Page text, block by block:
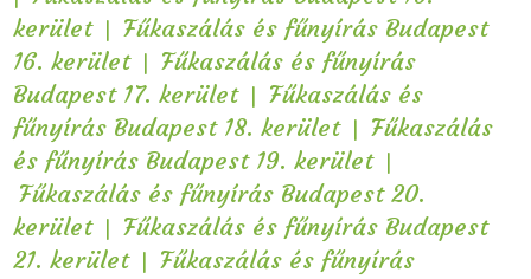
kerület | Fűkaszálás és fűnyírás Budapest
16. kerület | Fűkaszálás és fűnyírás
Budapest 17. kerület | Fűkaszálás és
fűnyírás Budapest 18. kerület | Fűkaszálás
és fűnyírás Budapest 19. kerület |
Fűkaszálás és fűnyírás Budapest 20.
kerület | Fűkaszálás és fűnyírás Budapest
21. kerület | Fűkaszálás és fűnyírás